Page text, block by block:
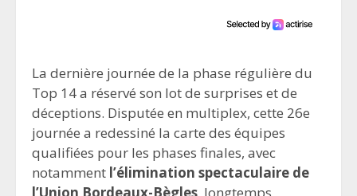
La dernière journée de la phase régulière du
Top 14 a réservé son lot de surprises et de
déceptions. Disputée en multiplex, cette 26e
journée a redessiné la carte des équipes
qualifiées pour les phases finales, avec
notamment l’élimination spectaculaire de
l’Union Bordeaux-Bègles , longtemps